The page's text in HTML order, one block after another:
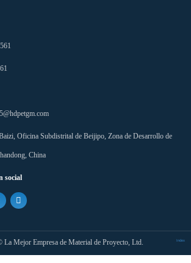
Oficina Subdistrital de Beijipo, Zona de Desarrollo de
China
social
La Mejor Empresa de Material de Proyecto, Ltd. Index